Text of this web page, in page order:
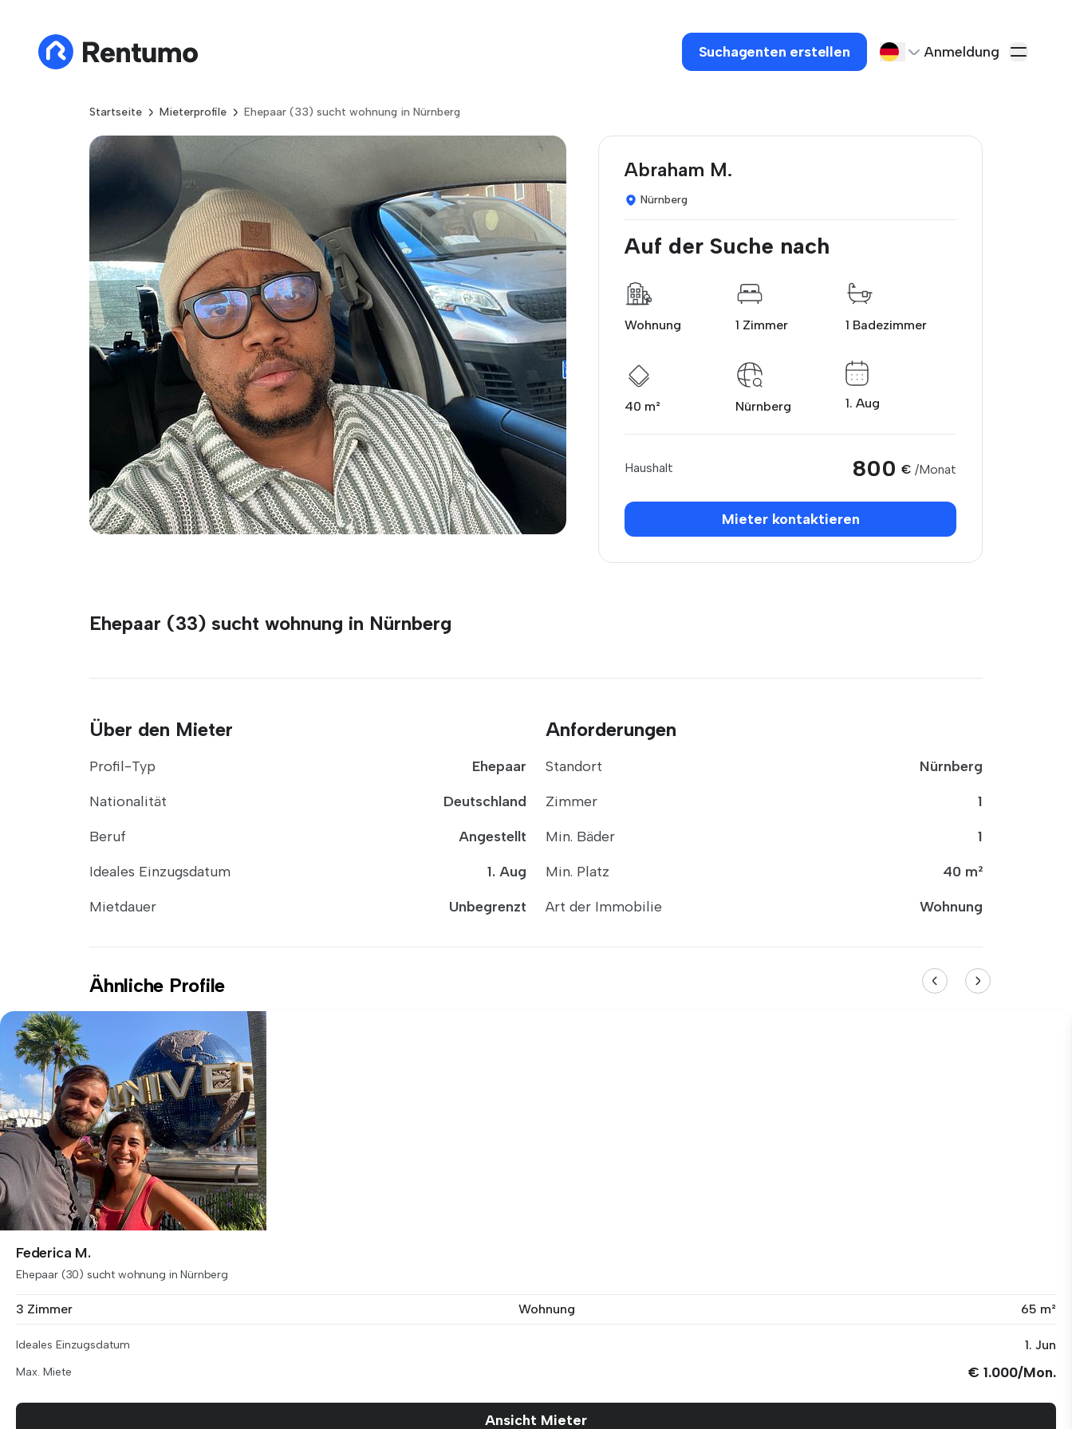
Suchagenten erstellen Anmeldung
Startseite Mieterprofile Ehepaar (33) sucht wohnung in Nürnberg
Abraham M.
Nürnberg
Auf der Suche nach
Wohnung 1 Zimmer 1 Badezimmer
40 m² Nürnberg 1. Aug
Haushalt 800 € /Monat
Mieter kontaktieren
Ehepaar (33) sucht wohnung in Nürnberg
Über den Mieter
Profil-Typ
Ehepaar
Nationalität
Deutschland
Beruf
Angestellt
Ideales Einzugsdatum
1. Aug
Mietdauer
Unbegrenzt
Anforderungen
Standort
Nürnberg
Zimmer
1
Min. Bäder
1
Min. Platz
40 m²
Art der Immobilie
Wohnung
Ähnliche Profile
Federica M.
Ehepaar (30) sucht wohnung in Nürnberg
3 Zimmer Wohnung 65 m²
Ideales Einzugsdatum 1. Jun
Max. Miete € 1.000/Mon.
Ansicht Mieter